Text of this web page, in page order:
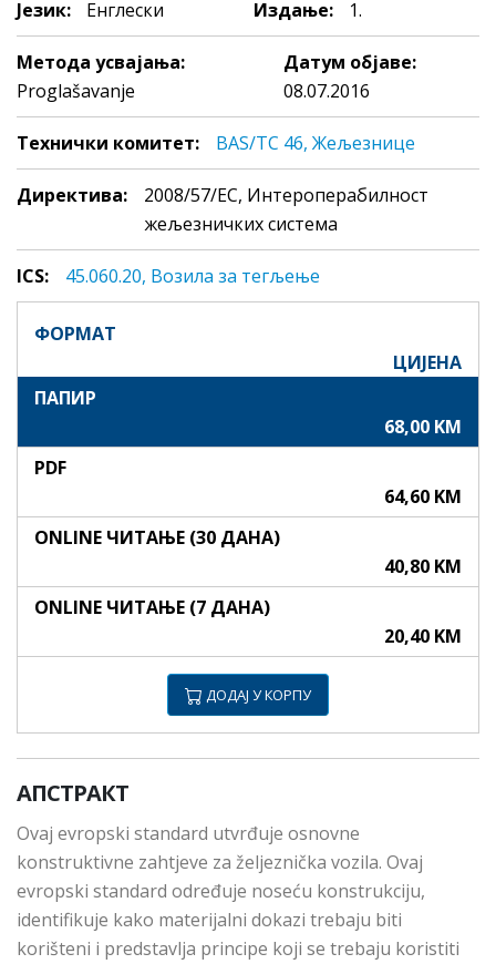
Језик: Енглески Издање: 1.
Метода усвајања:
Proglašavanje
Датум објаве:
08.07.2016
Технички комитет: BAS/TC 46, Жељезнице
Директива:
2008/57/EC, Интероперабилност
жељезничких система
ICS: 45.060.20, Вoзилa зa тeгљeњe
ФОРМАТ
ЦИЈЕНА
ПАПИР
68,00 KM
PDF
64,60 KM
ONLINE ЧИТАЊЕ (30 ДАНА)
40,80 KM
ONLINE ЧИТАЊЕ (7 ДАНА)
20,40 KM
ДОДАЈ У КОРПУ
АПСТРАКТ
Ovaj evropski standard utvrđuje osnovne
konstruktivne zahtjeve za željeznička vozila. Ovaj
evropski standard određuje noseću konstrukciju,
identifikuje kako materijalni dokazi trebaju biti
korišteni i predstavlja principe koji se trebaju koristiti